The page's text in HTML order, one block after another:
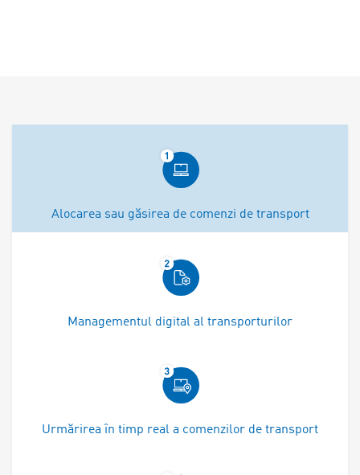
Alocarea sau găsirea de comenzi de transport
Managementul digital al transporturilor
Urmărirea în timp real a comenzilor de transport